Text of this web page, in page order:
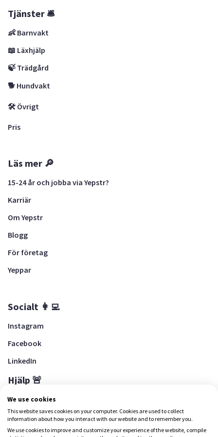
Tjänster 🛎
👶 Barnvakt
📖 Läxhjälp
🍃 Trädgård
🐕 Hundvakt
🛠 Övrigt
Pris
Läs mer 🔎
15-24 år och jobba via Yepstr?
Karriär
Om Yepstr
Blogg
För företag
Yeppar
Socialt 👩‍💻
Instagram
Facebook
LinkedIn
Hjälp 🚨
Hjälpcenter
We use cookies
This website saves cookies on your computer. Cookies are used to collect
information about how you interact with our website and to remember you.
We use cookies to improve and customize your experience of the website, compile